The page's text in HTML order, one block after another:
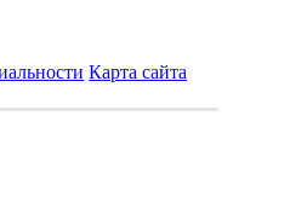
Карта сайта